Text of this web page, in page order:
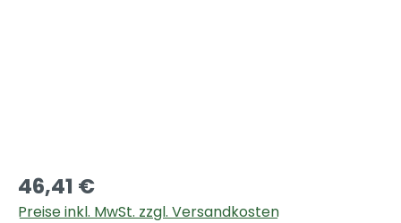
46,41 €
Preise inkl. MwSt. zzgl. Versandkosten